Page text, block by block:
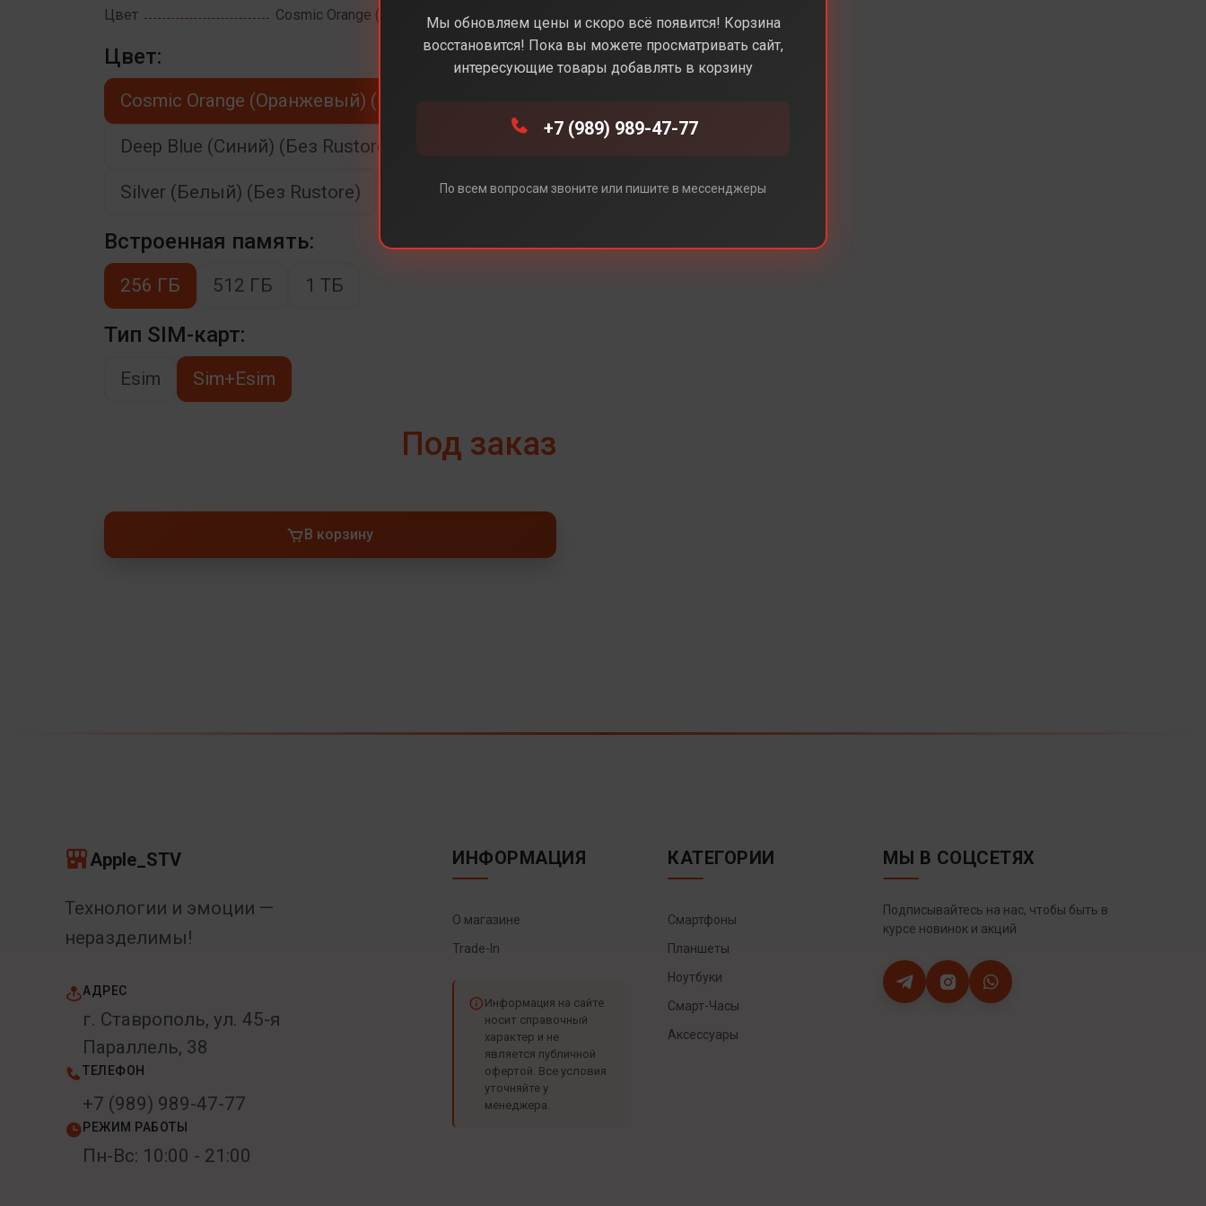
Цвет Cosmic Orange (Оранжевый) (Без Rustore)
Цвет:
Cosmic Orange (Оранжевый) (Без Rustore)
Deep Blue (Синий) (Без Rustore)
Silver (Белый) (Без Rustore)
Встроенная память:
256 ГБ 512 ГБ 1 ТБ
Тип SIM-карт:
Esim Sim+Esim
Под заказ
В корзину
Apple_STV
Технологии и эмоции —
неразделимы!
АДРЕС
г. Ставрополь, ул. 45-я
Параллель, 38
ТЕЛЕФОН
+7 (989) 989-47-77
РЕЖИМ РАБОТЫ
Пн-Вс: 10:00 - 21:00
ИНФОРМАЦИЯ
О магазине
Trade-In
Информация на сайте
носит справочный
характер и не
является публичной
офертой. Все условия
уточняйте у
менеджера.
КАТЕГОРИИ
Смартфоны
Планшеты
Ноутбуки
Смарт-Часы
Аксессуары
МЫ В СОЦСЕТЯХ
Подписывайтесь на нас, чтобы быть в
курсе новинок и акций
Мы обновляем цены и скоро всё появится! Корзина
восстановится! Пока вы можете просматривать сайт,
интересующие товары добавлять в корзину
+7 (989) 989-47-77
По всем вопросам звоните или пишите в мессенджеры